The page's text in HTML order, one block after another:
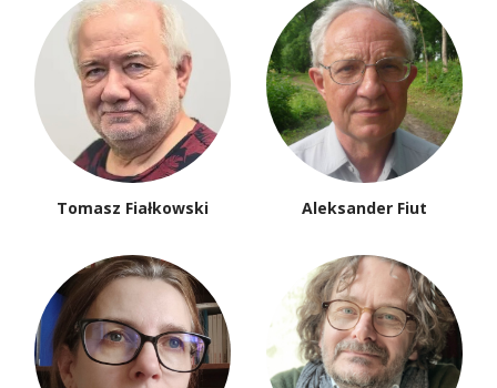
Tomasz Fiałkowski Aleksander Fiut